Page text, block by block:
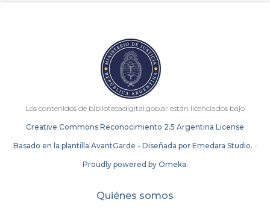
Los contenidos de bibliotecadigital.gob.ar están licenciados bajo
Creative Commons Reconocimiento 2.5 Argentina License
Basado en la plantilla AvantGarde - Diseñada por Emedara Studio. -
Proudly powered by Omeka.
Quiénes somos